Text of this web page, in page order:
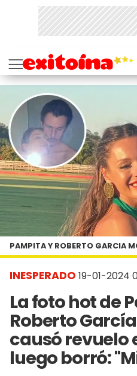
INESPERADO 19-01-2024
La foto hot de
Roberto
causó revuelo
luego borró:
PAMPITA Y ROBERTO GARCIA